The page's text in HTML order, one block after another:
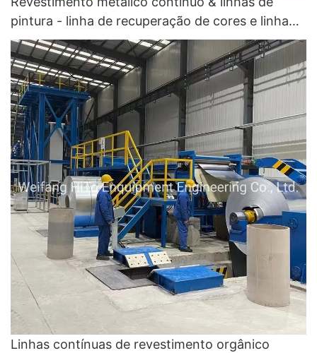
pintura - linha de recuperação de cores e linha
de revestimento de cores
Linhas contínuas de revestimento orgânico